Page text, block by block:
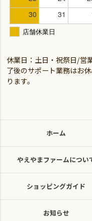
休業日：土日・祝祭日/営
了後のサポート業務はお
ります。
ホーム
やえやまファームについ
ショッピングガイド
お知らせ